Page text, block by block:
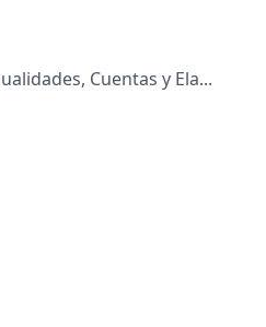
Cuentas y Ela...